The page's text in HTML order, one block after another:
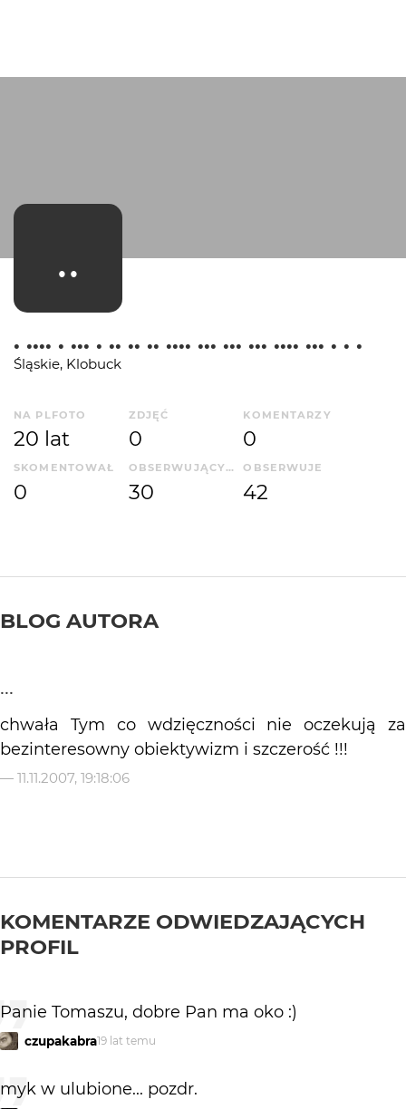
..
. .... . ... . .. .. .. .... ... ... ... .... ... . . .
Śląskie, Klobuck
NA PLFOTO
20 lat
ZDJĘĆ
0
KOMENTARZY
0
SKOMENTOWAŁ
0
OBSERWUJĄCYCH
30
OBSERWUJE
42
BLOG AUTORA
...
chwała Tym co wdzięczności nie oczekują za
bezinteresowny obiektywizm i szczerość !!!
— 11.11.2007, 19:18:06
KOMENTARZE ODWIEDZAJĄCYCH
PROFIL
Panie Tomaszu, dobre Pan ma oko :)
czupakabra19 lat temu
myk w ulubione... pozdr.